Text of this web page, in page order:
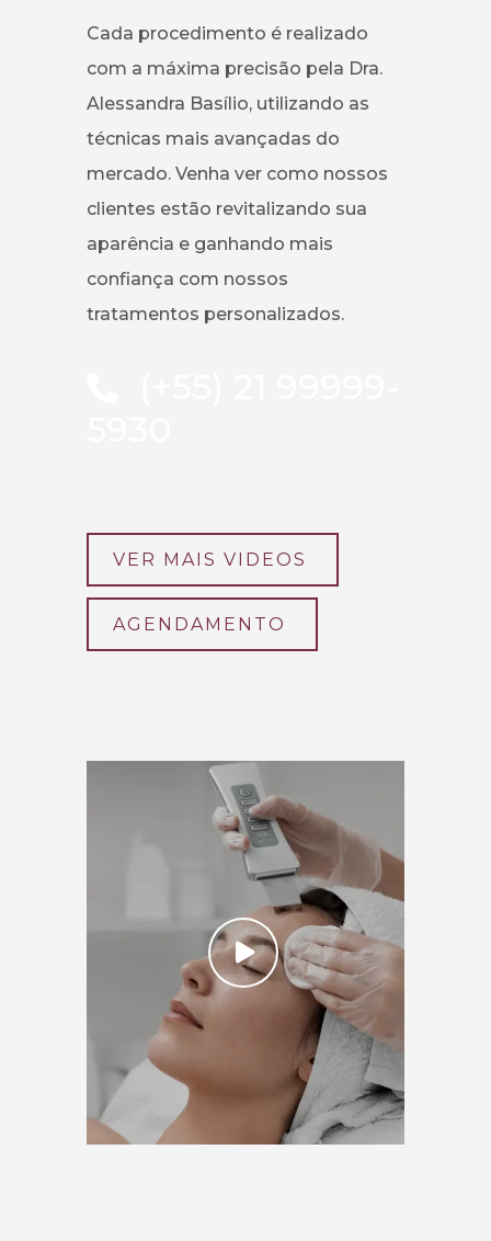
Cada procedimento é realizado
com a máxima precisão pela Dra.
Alessandra Basílio, utilizando as
técnicas mais avançadas do
mercado. Venha ver como nossos
clientes estão revitalizando sua
aparência e ganhando mais
confiança com nossos
tratamentos personalizados.
VER MAIS VIDEOS
AGENDAMENTO